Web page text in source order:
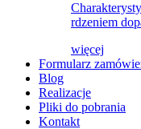
rdzeniem
więcej
Formularz
Blog
Realizacje
Pliki do pobrania
Kontakt